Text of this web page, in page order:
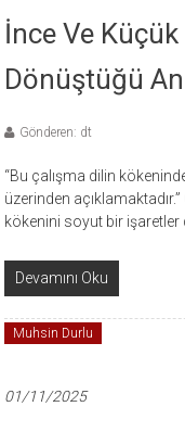
İnce Ve Küçük
Dönüştüğü An
Gönderen: dt
“Bu çalışma dilin
üzerinden
kökenini soyut bir işaretler
Devamını Oku
Muhsin Durlu
01/11/2025